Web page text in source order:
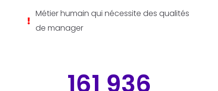
Métier humain qui nécessite des qualités
de manager